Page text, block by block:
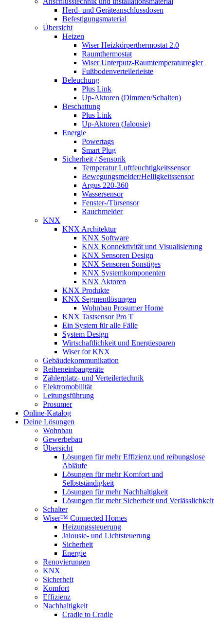
Herd- und Geräteanschlussdosen
Befestigungsmaterial
Übersicht
Heizen
Wiser Heizkörperthermostat 2.0
Raumthermostat
Wiser Unterputz-Raumtemperaturregler
Fußbodenverteilerleiste
Beleuchung
Plus Link
Up-Aktoren (Dimmen/Schalten)
Beschattung
Plus Link
Up-Aktoren (Jalousie)
Energie
Powertags
Smart Plug
Sicherheit / Sensorik
Temperatur Luftfeuchtigkeitssensor
Bewegungsmelder/Helligkeitssensor
Argus 220-360
Wassersensor
Fenster-/Türsensor
Rauchmelder
KNX
KNX Architektur
KNX Software
KNX Konnektivität und Visualisierung
KNX Sensoren Design
KNX Sensoren Sonstiges
KNX Systemkomponenten
KNX Aktoren
KNX Produkte
KNX Segmentlösungen
Wohnbau Prosumer Home
KNX Tastsensor Pro T
Ein System für alle Fälle
System Design
Wirtschaftlichkeit und Energiesparen
Wiser for KNX
Gebäudekommunikation
Reiheneinbaugeräte
Zählerplatz- und Verteilertechnik
Elektromobilität
Leitungsführung
Prosumer
Online-Katalog
Deine Lösungen
Wohnbau
Gewerbebau
Übersicht
Lösungen für mehr Effizienz und reibungslose
Abläufe
Lösungen für mehr Komfort und
Selbstständigkeit
Lösungen für mehr Nachhaltigkeit
Lösungen für mehr Sicherheit und Verlässlichkeit
Schalter
Wiser™ Connected Homes
Heizungssteuerung
Jalousie- und Lichtsteuerung
Sicherheit
Energie
Renovierungen
KNX
Sicherheit
Komfort
Effizienz
Nachhaltigkeit
Cradle to Cradle